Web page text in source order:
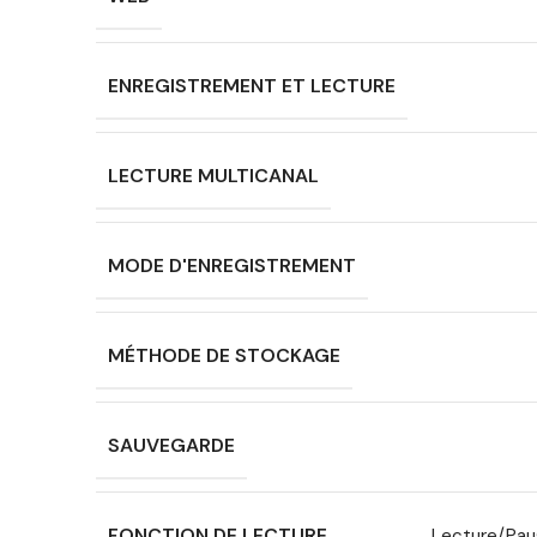
ENREGISTREMENT ET LECTURE
LECTURE MULTICANAL
MODE D'ENREGISTREMENT
MÉTHODE DE STOCKAGE
SAUVEGARDE